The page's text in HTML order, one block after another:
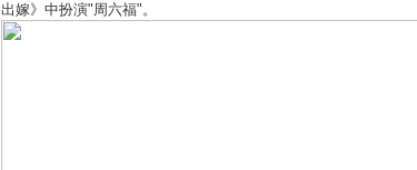
出嫁》中扮演"周六福"。